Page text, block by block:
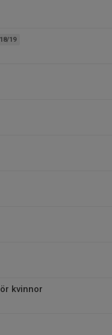
19
kvinnor